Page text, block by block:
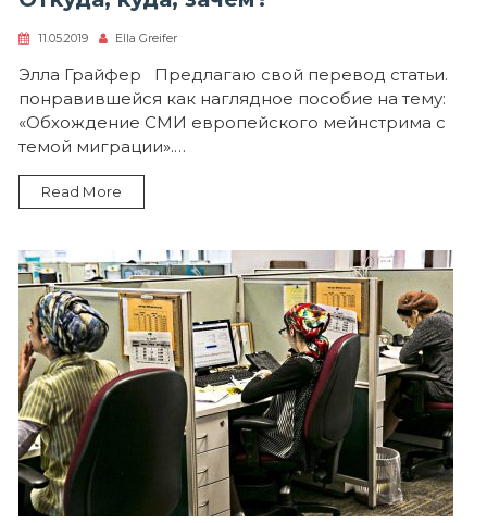
11.05.2019 Ella Greifer
Элла Грайфер Предлагаю свой перевод статьи.
понравившейся как наглядное пособие на тему:
«Обхождение СМИ европейского мейнстрима с
темой миграции».…
Read More